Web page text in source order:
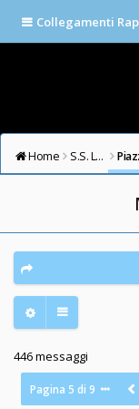
Collegamenti
Home S.S. LAZIO FORUM
446 messaggi
Pagina5 di9